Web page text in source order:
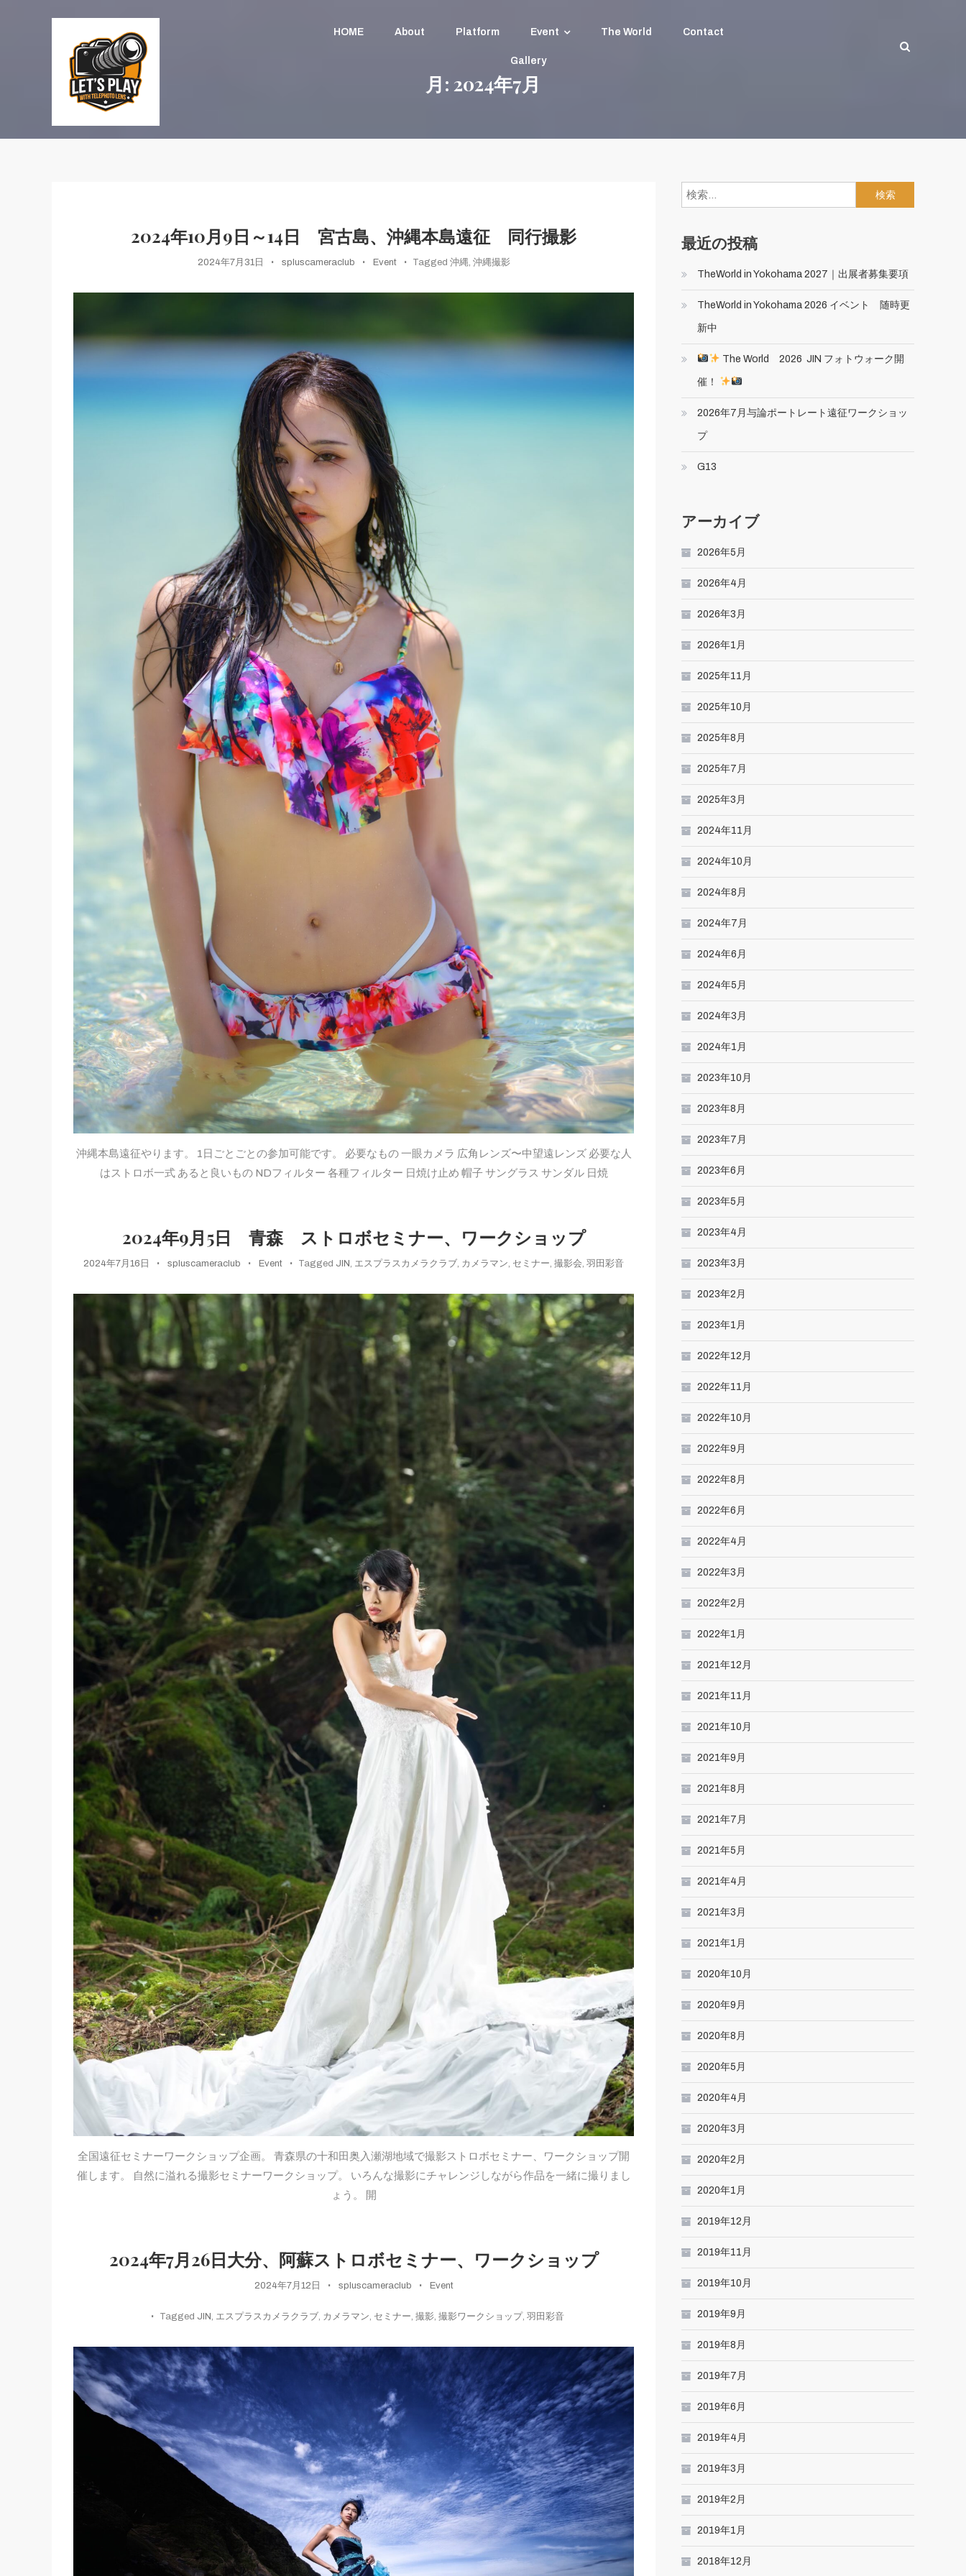
S+CAMERACLUB × 望遠レンズで遊ぼう
HOME About Platform Event The World Contact
Gallery
月: 2024年7月
2024年10月9日～14日 宮古島、沖縄本島遠征 同行撮影
2024年7月31日 spluscameraclub Event Tagged 沖縄, 沖縄撮影
沖縄本島遠征やります。 1日ごとごとの参加可能です。 必要なもの 一眼カメラ 広角レンズ〜中望遠レンズ 必要な人
はストロボ一式 あると良いもの NDフィルター 各種フィルター 日焼け止め 帽子 サングラス サンダル 日焼
2024年9月5日 青森 ストロボセミナー、ワークショップ
2024年7月16日 spluscameraclub Event Tagged JIN , エスプラスカメラクラブ, カメラマン, セミナー, 撮影会, 羽田彩音
全国遠征セミナーワークショップ企画。 青森県の十和田奥入瀬湖地域で撮影ストロボセミナー、ワークショップ開
催します。 自然に溢れる撮影セミナーワークショップ。 いろんな撮影にチャレンジしながら作品を一緒に撮りまし
ょう。 開
2024年7月26日大分、阿蘇ストロボセミナー、ワークショップ
2024年7月12日 spluscameraclub Event
Tagged JIN エスプラスカメラクラブ, カメラマン セミナー 撮影 撮影ワークショップ, 羽田彩音
索:
最近の投稿
TheWorld in Yokohama 2027｜出展者募集要項
TheWorld in Yokohama 2026 イベント 随時更
新中
The World 2026 JIN フォトウォーク開
催！
2026年7月与論ポートレート遠征ワークショッ
プ
G13
アーカイブ
2026年5月
2026年4月
2026年3月
2026年1月
2025年11月
2025年10月
2025年8月
2025年7月
2025年3月
2024年11月
2024年10月
2024年8月
2024年7月
2024年6月
2024年5月
2024年3月
2024年1月
2023年10月
2023年8月
2023年7月
2023年6月
2023年5月
2023年4月
2023年3月
2023年2月
2023年1月
2022年12月
2022年11月
2022年10月
2022年9月
2022年8月
2022年6月
2022年4月
2022年3月
2022年2月
2022年1月
2021年12月
2021年11月
2021年10月
2021年9月
2021年8月
2021年7月
2021年5月
2021年4月
2021年3月
2021年1月
2020年10月
2020年9月
2020年8月
2020年5月
2020年4月
2020年3月
2020年2月
2020年1月
2019年12月
2019年11月
2019年10月
2019年9月
2019年8月
2019年7月
2019年6月
2019年4月
2019年3月
2019年2月
2019年1月
2018年12月